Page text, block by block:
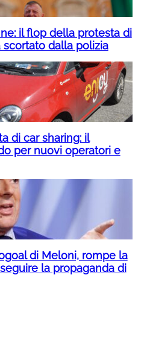
il flop della protesta di
dalla polizia
di car sharing: il
per nuovi operatori e
di Meloni, rompe la
la propaganda di